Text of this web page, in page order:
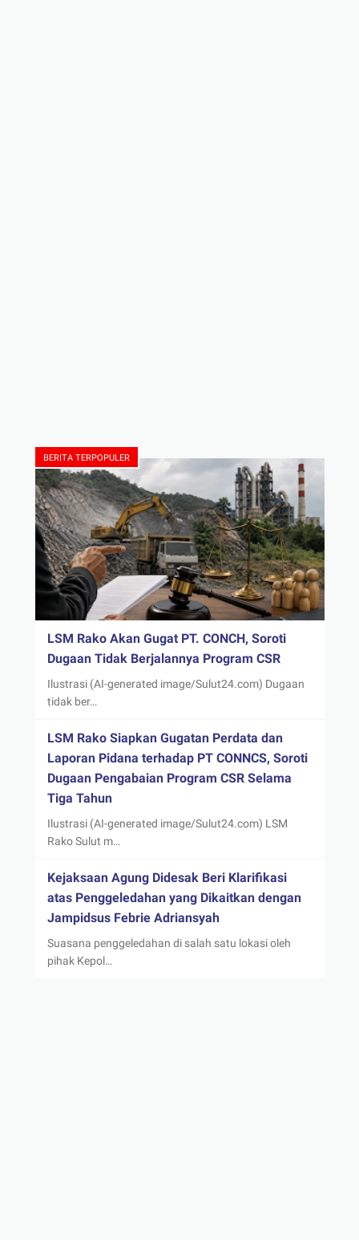
BERITA TERPOPULER
LSM Rako Akan Gugat PT. CONCH, Soroti
Dugaan Tidak Berjalannya Program CSR
Ilustrasi (AI-generated image/Sulut24.com) Dugaan
tidak ber…
LSM Rako Siapkan Gugatan Perdata dan
Laporan Pidana terhadap PT CONNCS, Soroti
Dugaan Pengabaian Program CSR Selama
Tiga Tahun
Ilustrasi (AI-generated image/Sulut24.com) LSM
Rako Sulut m…
Kejaksaan Agung Didesak Beri Klarifikasi
atas Penggeledahan yang Dikaitkan dengan
Jampidsus Febrie Adriansyah
Suasana penggeledahan di salah satu lokasi oleh
pihak Kepol…